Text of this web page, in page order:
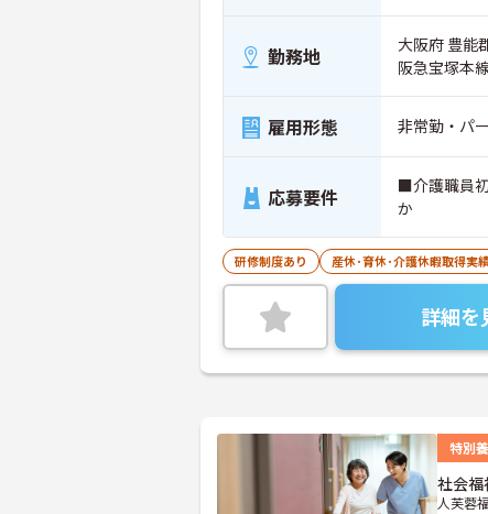
勤務地
大阪府 豊能
阪急宝塚本
雇用形態 非常勤・パ
応募要件
■介護職員
か
研修制度あり 産休･育休･介護休暇取得実
詳細を
特別
社会福
人芙蓉